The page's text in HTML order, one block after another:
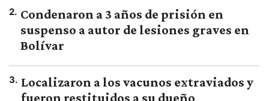
2. Condenaron a 3 años de prisión en
suspenso a autor de lesiones graves en
Bolívar
3. Localizaron a los vacunos extraviados y
fueron restituidos a su dueño